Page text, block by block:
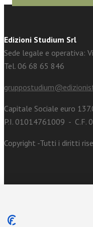
Edizioni Studium Srl
Sede legale e operativa:
Tel. 06 68 65 846
Capitale Sociale euro
P.I. 01014761009 - C.F.
Copyright -Tutti i diritti